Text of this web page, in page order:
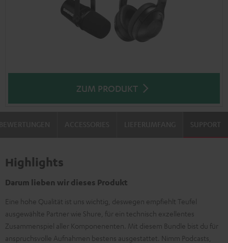
ZUM PRODUKT
SUPPORT
Highlights
Darum lieben wir dieses Produkt
Eine hohe Qualität ist uns wichtig, deswegen empfiehlt Teufel
ausgewählte Partner wie Shure, für ein technisch exzellentes
Zusammenspiel aller Komponenenten. Mit diesem Bundle bist du für
anspruchsvolle Aufnahmen bestens ausgestattet. Nimm Podcasts,